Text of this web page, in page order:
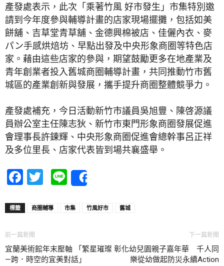
產發處表示，此次「乘著竹風 好市發生」市集特別邀
請到今年度參與輔導計畫的店家現場擺攤，包括如美
餅舖、吉草堂青草舖、金德興棉被店、佳儷內衣、麥
パン手感烘焙坊、早點出發及中央形象商圈等特色店
家。藉由這些店家的參與，期望鼓勵更多在地產業及
青年創業者投入舊城商圈輔導計畫，共同推動竹市舊
城區的產業創新與發展，攜手提升商圈整體競爭力。
產發處補充，今日活動新竹市議員吳旭豐、陳啓源議
員辦公室主任陳志狄、新竹市東門形象商圈發展促進
會理事長許鍊輝、中央形象商圈促進會總幹事呂正祥
及多位里長、店家代表皆到場共襄盛舉。
Facebook
Twitter
Line
標籤 商圈輔導 市集 竹風好市 舊城
前一篇新聞
宜蘭美術館年末壓軸 「繁星璀璨
—跨．時空的宜美對話」
下一篇新聞
彰化幼兒園親子嘉年華 千人同
樂從幼做起防災永續Action